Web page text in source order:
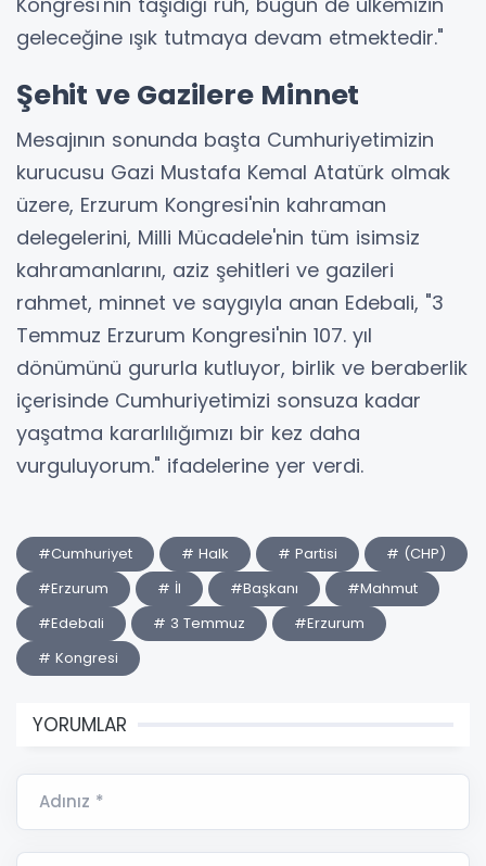
geleceğine ışık tutmaya devam etmektedir."
Şehit ve Gazilere Minnet
Mesajının sonunda başta Cumhuriyetimizin
kurucusu Gazi Mustafa Kemal Atatürk olmak
üzere, Erzurum Kongresi'nin kahraman
delegelerini, Milli Mücadele'nin tüm isimsiz
kahramanlarını, aziz şehitleri ve gazileri
rahmet, minnet ve saygıyla anan Edebali, "3
Temmuz Erzurum Kongresi'nin 107. yıl
dönümünü gururla kutluyor, birlik ve beraberlik
içerisinde Cumhuriyetimizi sonsuza kadar
yaşatma kararlılığımızı bir kez daha
vurguluyorum." ifadelerine yer verdi.
#Cumhuriyet # Halk # Partisi
# (CHP)
#Erzurum
# İl #Başkanı
#Mahmut
#Edebali
# 3 Temmuz
#Erzurum
# Kongresi
YORUMLAR
Adınız *